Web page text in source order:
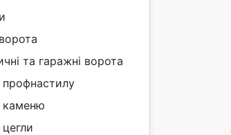
та гаражні ворота
каменю